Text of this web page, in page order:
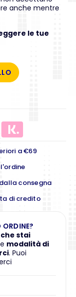
anche mentre
le tue
a €69
consegna
di credito
stai
modalità di
. Puoi